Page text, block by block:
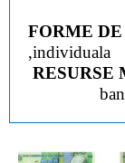
FORME
,individuala
RESURSE